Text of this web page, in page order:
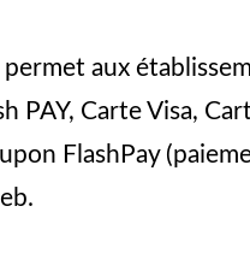
permet aux
PAY, Carte Visa,
FlashPay